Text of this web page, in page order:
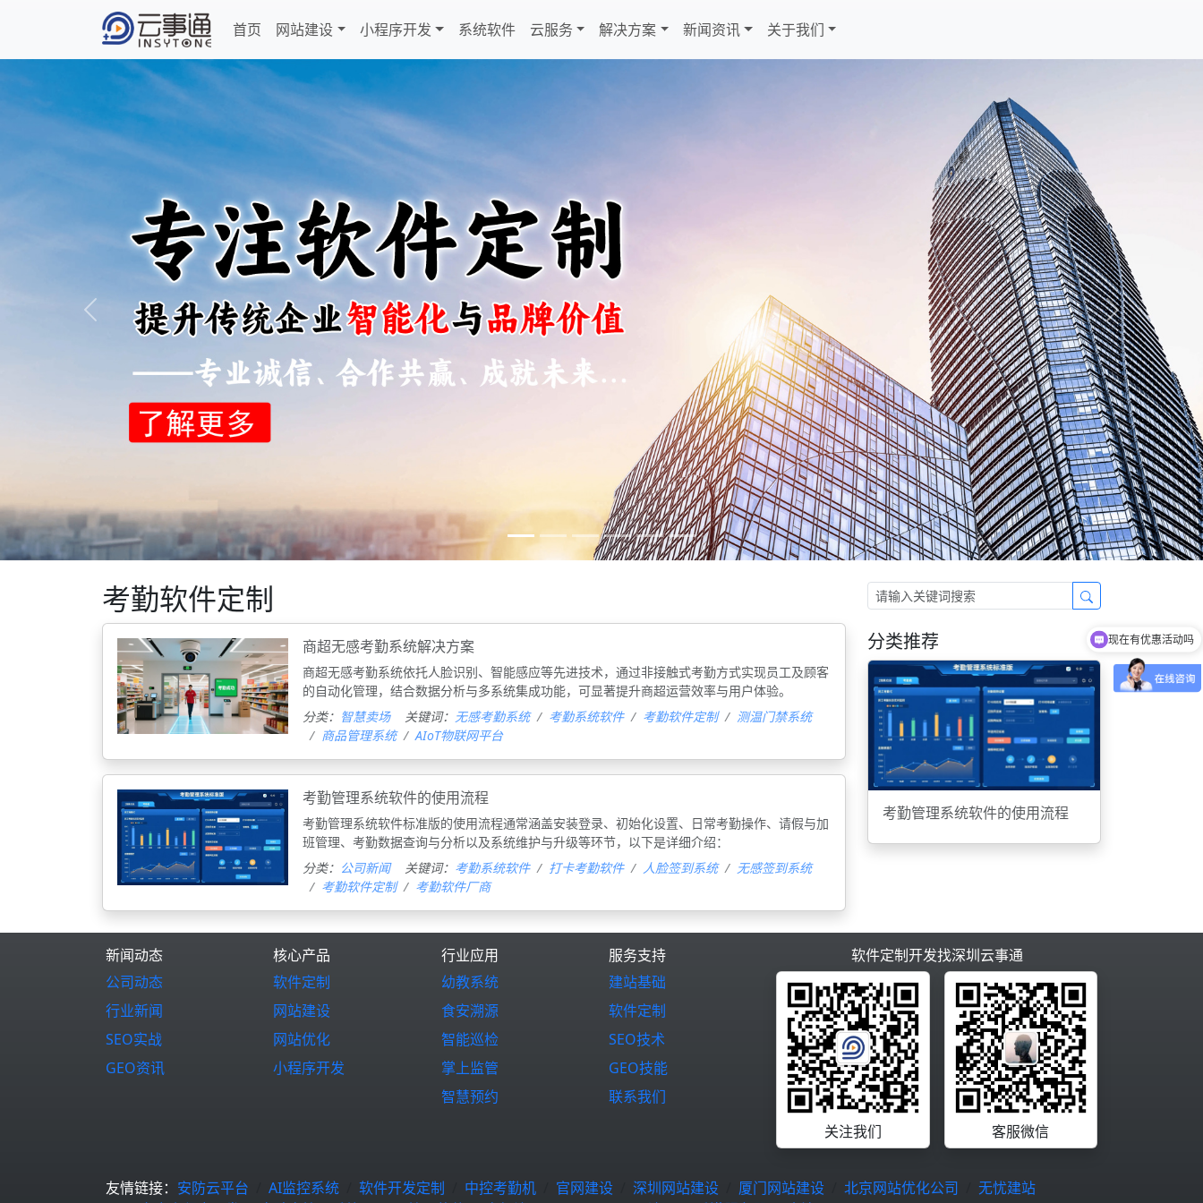
首页 网站建设 小程序开发 系统软件 云服务 解决方案 新闻资讯 关于我们
Previous Next
考勤软件定制
商超无感考勤系统解决方案
商超无感考勤系统依托人脸识别、智能感应等先进技术，通过非接触式考勤方式实现员工及顾客
的自动化管理，结合数据分析与多系统集成功能，可显著提升商超运营效率与用户体验。
分类： 智慧卖场 关键词： 无感考勤系统 考勤系统软件 考勤软件定制
测温门禁系统
商品管理系统
AIoT物联网平台
考勤管理系统软件的使用流程
考勤管理系统软件标准版的使用流程通常涵盖安装登录、初始化设置、日常考勤操作、请假与加
班管理、考勤数据查询与分析以及系统维护与升级等环节，以下是详细介绍：
分类： 公司新闻 关键词： 考勤系统软件 打卡考勤软件 人脸签到系统
无感签到系统
考勤软件定制
考勤软件厂商
分类推荐
考勤管理系统软件的使用流程
新闻动态
公司动态
行业新闻
SEO实战
GEO资讯
核心产品
软件定制
网站建设
网站优化
小程序开发
行业应用
幼教系统
食安溯源
智能巡检
掌上监管
智慧预约
服务支持
建站基础
软件定制
SEO技术
GEO技能
联系我们
软件定制开发找深圳云事通
关注我们 客服微信
友情链接： 安防云平台 AI监控系统 软件开发定制 中控考勤机 官网建设 深圳网站建设 厦门网站建设 北京网站优化公司
无忧建站
现在有优惠活动吗